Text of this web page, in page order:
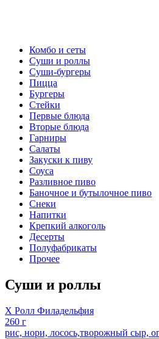
Комбо и сеты
Суши и роллы
Суши-бургеры
Пицца
Бургеры
Стейки
Первые блюда
Вторые блюда
Гарниры
Салаты
Закуски к пиву
Соуса
Разливное пиво
Баночное и бутылочное пиво
Снеки
Напитки
Крепкий алкоголь
Десерты
Полуфабрикаты
Прочее
Суши и роллы
Х Ролл Филадельфия
260 г
рис, нори, лосось,творожный сыр,